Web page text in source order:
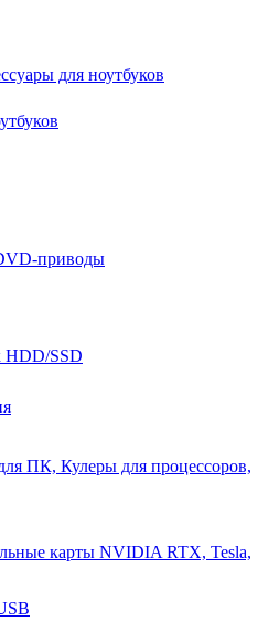
для ноутбуков
приводы
HDD/SSD
ПК, Кулеры для процессоров,
карты NVIDIA RTX, Tesla,